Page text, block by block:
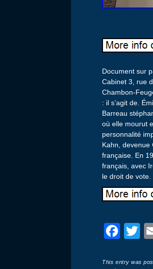
Document sur
Cabinet 3, rue
Chambon-
: il s’agit de.
Barreau
où elle mourut
personnalité
Kahn, devenue
française. En
français, avec
le droit de vote.
F
c
T
tt
This entry was